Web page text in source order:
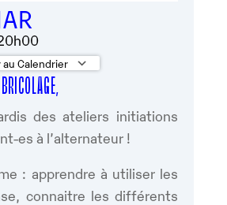
Calendrier
ICS
des ateliers initiations
es à l’alternateur !
: apprendre à utiliser les
connaitre les différents